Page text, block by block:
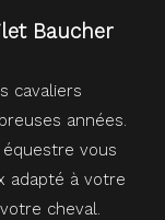
Baucher
cavaliers
années.
vous
adapté à votre
cheval.